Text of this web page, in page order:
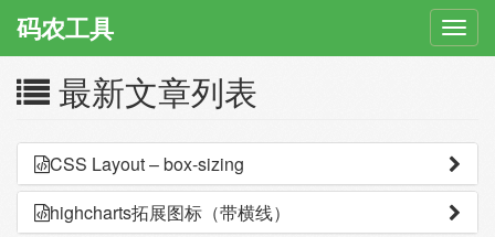
菜
码农工具
最新文章列表
CSS Layout – box-sizing
highcharts拓展图标（带横线）